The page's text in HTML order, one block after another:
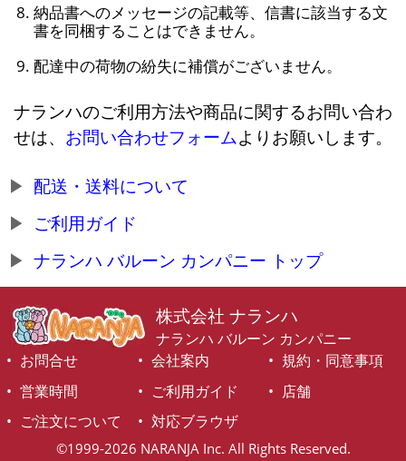
納品書へのメッセージの記載等、信書に該当する文
書を同梱することはできません。
配達中の荷物の紛失に補償がございません。
ナランハのご利用方法や商品に関するお問い合わ
せは、 お問い合わせフォームよりお願いします。
配送・送料について
ご利用ガイド
ナランハ バルーン カンパニー トップ
株式会社 ナランハ
ナランハ バルーン カンパニー
お問合せ
会社案内
規約・同意事項
営業時間
ご利用ガイド
店舗
ご注文について
対応ブラウザ
©1999-2026 NARANJA Inc. All Rights Reserved.